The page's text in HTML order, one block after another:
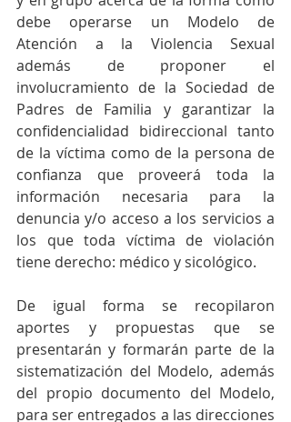
debe operarse un Modelo de
Atención a la Violencia Sexual
además de proponer el
involucramiento de la Sociedad de
Padres de Familia y garantizar la
confidencialidad bidireccional tanto
de la víctima como de la persona de
confianza que proveerá toda la
información necesaria para la
denuncia y/o acceso a los servicios a
los que toda víctima de violación
tiene derecho: médico y sicológico.
De igual forma se recopilaron
aportes y propuestas que se
presentarán y formarán parte de la
sistematización del Modelo, además
del propio documento del Modelo,
para ser entregados a las direcciones